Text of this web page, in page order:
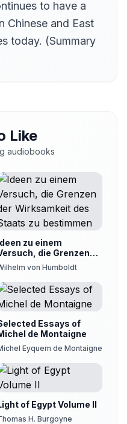
to have a
Chinese and East
today. (Summary
Like
audiobooks
zu einem
die Grenzen
Wirksamkeit des
zu bestimmen
von Humboldt
Essays of
de Montaigne
Eyquem de Montaigne
of Egypt Volume II
H. Burgoyne